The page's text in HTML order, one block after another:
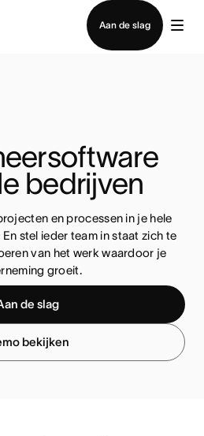
Aan de slag
met verkoop
bedrijven
en processen in je hele
stel ieder team in staat zich te
van het werk waardoor je
groeit.
de slag
bekijken